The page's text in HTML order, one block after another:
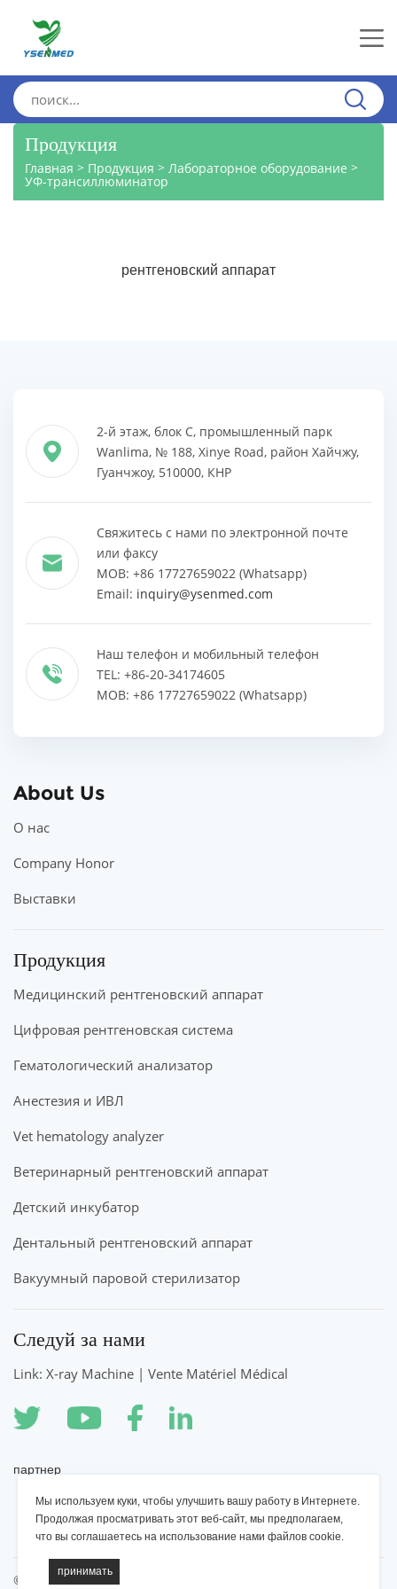
Мы используем куки, чтобы улучшить вашу работу в Интернете.
Продолжая просматривать этот веб-сайт, мы предполагаем,
что вы соглашаетесь на использование нами файлов cookie.
Продукция
Главная > Продукция > Лабораторное оборудование >
УФ-трансиллюминатор
рентгеновский аппарат
2-й этаж, блок C, промышленный парк
Wanlima, № 188, Xinye Road, район Хайчжу,
Гуанчжоу, 510000, КНР
Свяжитесь с нами по электронной почте
или факсу
MOB: +86 17727659022 (Whatsapp)
Email: inquiry@ysenmed.com
Наш телефон и мобильный телефон
TEL: +86-20-34174605
MOB: +86 17727659022 (Whatsapp)
About Us
О нас
Company Honor
Выставки
Продукция
Медицинский рентгеновский аппарат
Цифровая рентгеновская система
Гематологический анализатор
Анестезия и ИВЛ
Vet hematology analyzer
Ветеринарный рентгеновский аппарат
Детский инкубатор
Дентальный рентгеновский аппарат
Вакуумный паровой стерилизатор
Следуй за нами
Link: X-ray Machine | Vente Matériel Médical
партнер
Рентгеновский аппарат YSENMED
©2022 YSENMED Медицинское оборудование, Все права